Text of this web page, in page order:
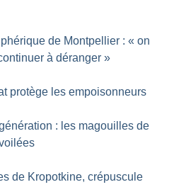
de Montpellier : « on
à déranger »
protège les empoisonneurs
: les magouilles de
de Kropotkine, crépuscule